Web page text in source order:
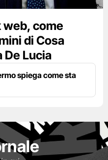
come
di Cosa
De Lucia
spiega come sta